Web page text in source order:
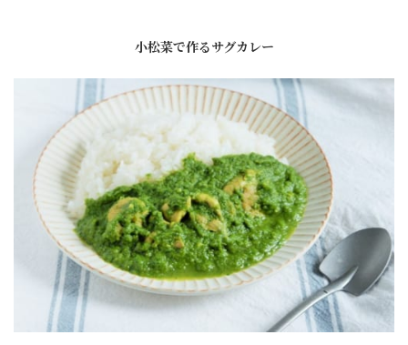
小松菜で作るサグカレー